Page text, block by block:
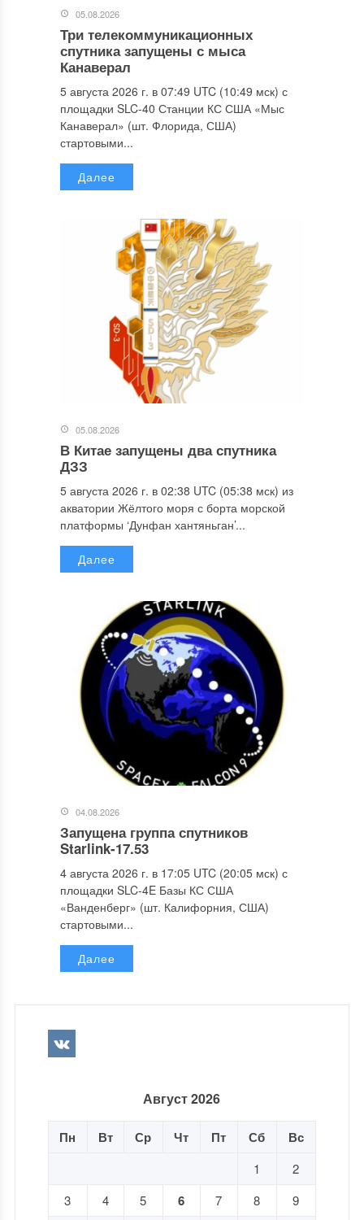
05.08.2026
Три телекоммуникационных
спутника запущены с мыса
Канаверал
5 августа 2026 г. в 07:49 UTC (10:49 мск) с
площадки SLC-40 Станции КС США «Мыс
Канаверал» (шт. Флорида, США)
стартовыми...
Далее
05.08.2026
В Китае запущены два спутника
ДЗЗ
5 августа 2026 г. в 02:38 UTC (05:38 мск) из
акватории Жёлтого моря с борта морской
платформы ‘Дунфан хантяньган’...
Далее
04.08.2026
Запущена группа спутников
Starlink-17.53
4 августа 2026 г. в 17:05 UTC (20:05 мск) с
площадки SLC-4E Базы КС США
«Ванденберг» (шт. Калифорния, США)
стартовыми...
Далее
Август 2026
Пн Вт Ср Чт Пт Сб Вс
1
2
3
4 5 6 7 8
9